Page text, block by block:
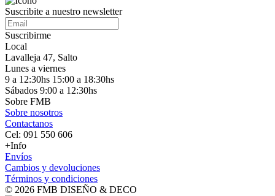
Suscribite a nuestro newsletter
Suscribirme
Local
Lavalleja 47, Salto
Lunes a viernes
9 a 12:30hs 15:00 a 18:30hs
Sábados 9:00 a 12:30hs
Sobre FMB
Sobre nosotros
Contactanos
Cel: 091 550 606
+Info
Envíos
Cambios y devoluciones
Términos y condiciones
© 2026 FMB DISEÑO & DECO